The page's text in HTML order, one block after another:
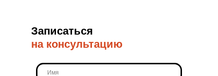
Записаться
на консультацию